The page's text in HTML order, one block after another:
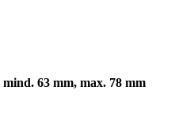
mind. 63 mm, max. 78 mm